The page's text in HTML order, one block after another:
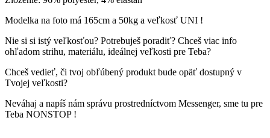
Modelka na foto má 165cm a 50kg a veľkosť UNI !
Nie si si istý veľkosťou? Potrebuješ poradiť? Chceš viac info
ohľadom strihu, materiálu, ideálnej veľkosti pre Teba?
Chceš vedieť, či tvoj obľúbený produkt bude opäť dostupný v
Tvojej veľkosti?
Neváhaj a napíš nám správu prostredníctvom Messenger, sme tu pre
Teba NONSTOP !